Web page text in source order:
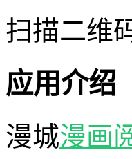
扫描二维
应用介绍
漫城漫画